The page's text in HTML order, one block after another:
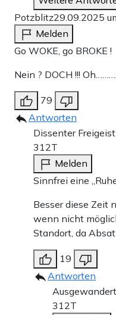
Potzblitz29.09.2025
Melden
Go WOKE, go BROKE !
Nein ? DOCH !!!
79
Antworten
Dissenter Freigeist
312T
Melden
Sinnfrei eine
Besser diese Zeit
wenn nicht
Standort, da
19
Antworten
312T